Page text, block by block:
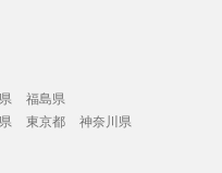
福島県
東京都
神奈川県